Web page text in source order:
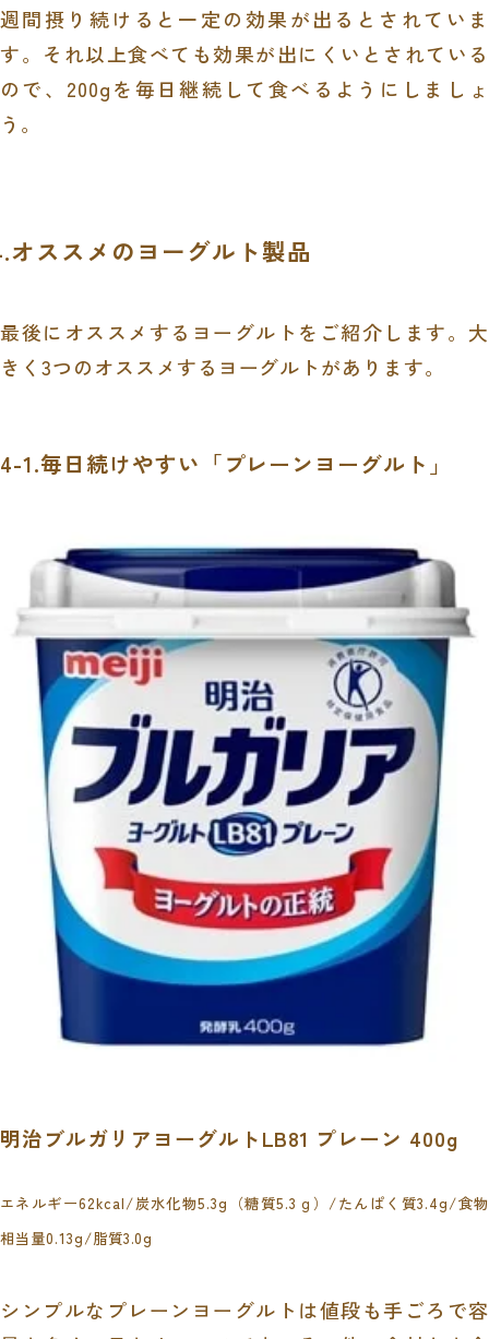
週間摂り続けると一定の効果が出るとされていま
す。それ以上食べても効果が出にくいとされている
ので、200gを毎日継続して食べるようにしましょ
う。
オススメのヨーグルト製品
最後にオススメするヨーグルトをご紹介します。大
きく3つのオススメするヨーグルトがあります。
4-1.毎日続けやすい「プレーンヨーグルト」
明治ブルガリアヨーグルトLB81 プレーン 400g
エネルギー62kcal/炭水化物5.3g（糖質5.3ｇ）/たんぱく質3.4g/食物
相当量0.13g/脂質3.0g
シンプルなプレーンヨーグルトは値段も手ごろで容